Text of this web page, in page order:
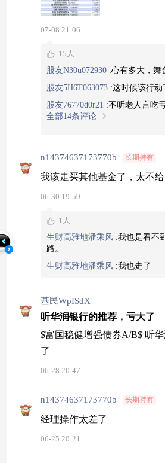
5个蛋。兴悦近一年2.3%，别
距就是底气的来源，挑债基图
技股大爆发 行情拐点真来了？
07-08 21:06
15人
股友N30u072930 :心有多大，舞
股友5H6T063073 :这时候该行动
股友76770d0r21 :不听老人言吃
全部14条评论
n14374637173770b 长期持有
我该走买其他基金了，太不给
06-30 19:59
1人
生财高雅地潘乘风 :我也是看不
路。
生财高雅地潘乘风 :我也走了
基民WpISdX
听华润银行的推荐，亏大了
$富国稳健增强债券A/B$ 听
了
06-28 20:47
n14374637173770b 长期持有
经理操作太差了
06-25 20:21